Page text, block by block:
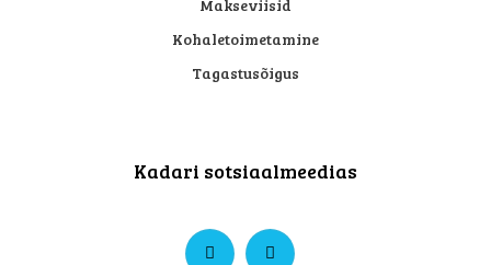
Ilu, hoolitsus ja
Makseviisid
Kohaletoimetamine
Tagastusõigus
Kadari sotsiaalmeedias